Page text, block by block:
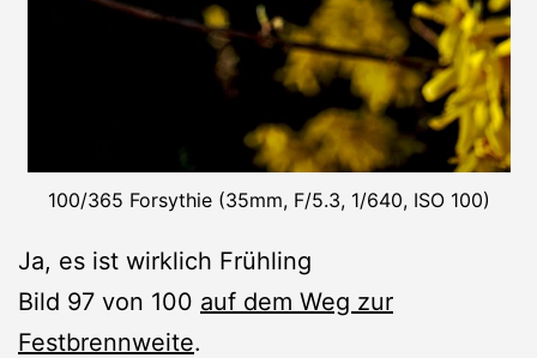
100/365 Forsythie (35mm, F/5.3, 1/640, ISO 100)
Ja, es ist wirklich Frühling
Bild 97 von 100 auf dem Weg zur
Festbrennweite.